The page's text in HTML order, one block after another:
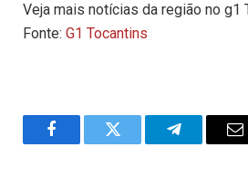
Veja mais notícias da região no g1
Fonte: G1 Tocantins
FacebookTwitter Telegram